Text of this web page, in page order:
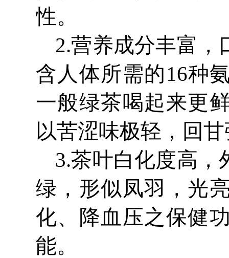
性。
2.营养成分丰富，
含人体所需的16种
一般绿茶喝起来更
以苦涩味极轻，回
3.茶叶白化度高，
绿，形似凤羽，光
化、降血压之保健
能。